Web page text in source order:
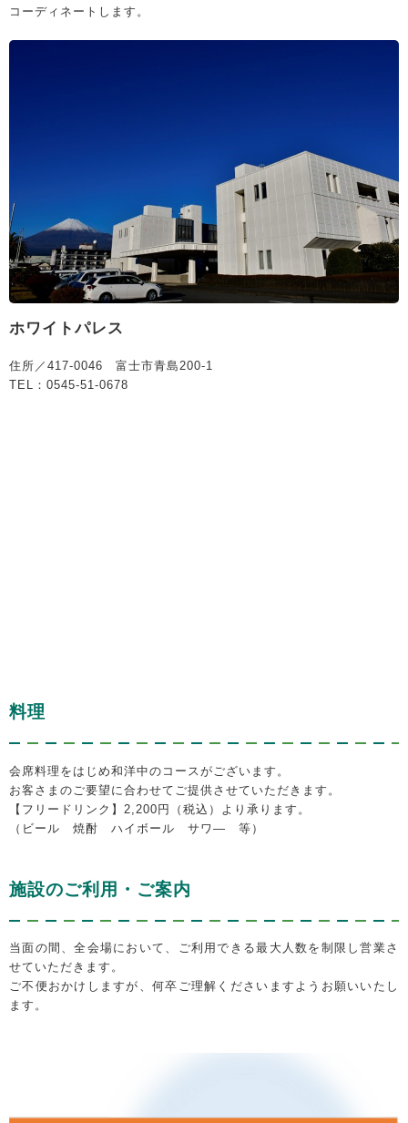
コーディネートします。
ホワイトパレス
住所／417-0046 富士市青島200-1
TEL：0545-51-0678
料理
会席料理をはじめ和洋中のコースがございます。
お客さまのご要望に合わせてご提供させていただきます。
【フリードリンク】2,200円（税込）より承ります。
（ビール 焼酎 ハイボール サワ― 等）
施設のご利用・ご案内
当面の間、全会場において、ご利用できる最大人数を制限し営業さ
せていただきます。
ご不便おかけしますが、何卒ご理解くださいますようお願いいたし
ます。